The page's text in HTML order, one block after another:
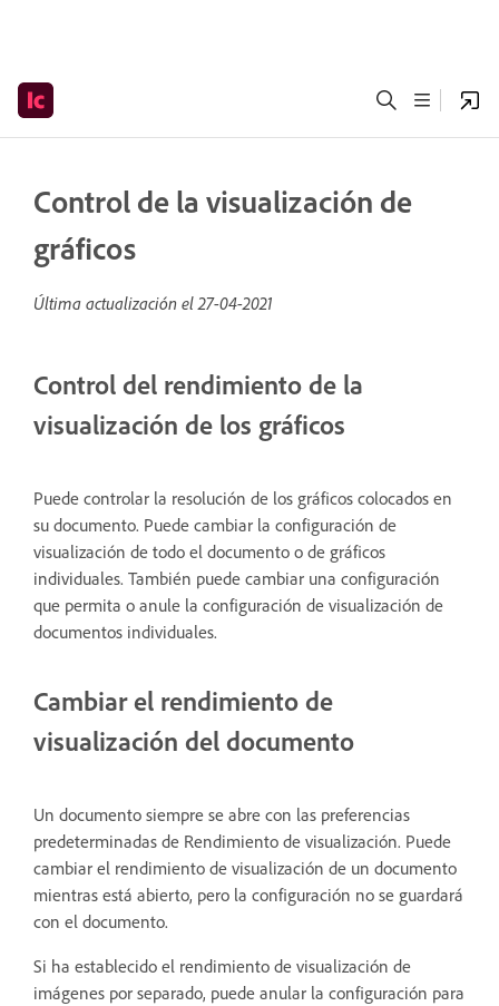
Control de la visualización de
gráficos
Última actualización el27-04-2021
Control del rendimiento de la
visualización de los gráficos
Puede controlar la resolución de los gráficos colocados en
su documento. Puede cambiar la configuración de
visualización de todo el documento o de gráficos
individuales. También puede cambiar una configuración
que permita o anule la configuración de visualización de
documentos individuales.
Cambiar el rendimiento de
visualización del documento
Un documento siempre se abre con las preferencias
predeterminadas de Rendimiento de visualización. Puede
cambiar el rendimiento de visualización de un documento
mientras está abierto, pero la configuración no se guardará
con el documento.
Si ha establecido el rendimiento de visualización de
imágenes por separado, puede anular la configuración para